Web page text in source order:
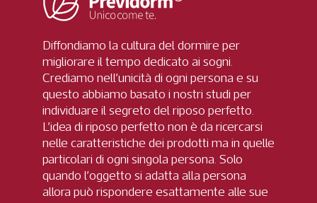
Diffondiamo la cultura del dormire per
migliorare il tempo dedicato ai sogni.
Crediamo nell’unicità di ogni persona e su
questo abbiamo basato i nostri studi per
individuare il segreto del riposo perfetto.
L’idea di riposo perfetto non è da ricercarsi
nelle caratteristiche dei prodotti ma in quelle
particolari di ogni singola persona. Solo
quando l’oggetto si adatta alla persona
allora può rispondere esattamente alle sue